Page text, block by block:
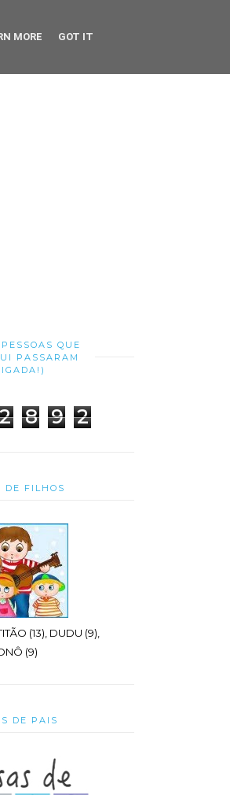
QUE
PASSARAM
2 8 9 2
DE FILHOS
(13), DUDU (9),
(9)
DE PAIS
MORE GOT IT